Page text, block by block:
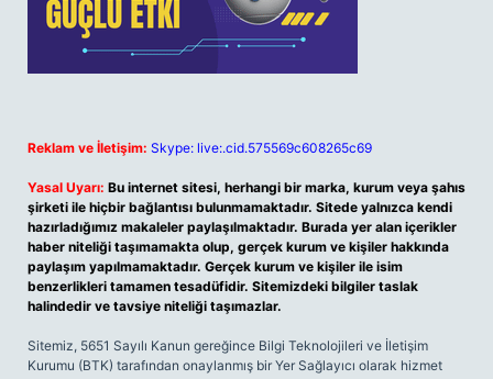
Reklam ve İletişim: Skype: live:.cid.575569c608265c69
Yasal Uyarı: Bu internet sitesi, herhangi bir marka, kurum veya şahıs
şirketi ile hiçbir bağlantısı bulunmamaktadır. Sitede yalnızca kendi
hazırladığımız makaleler paylaşılmaktadır. Burada yer alan içerikler
haber niteliği taşımamakta olup, gerçek kurum ve kişiler hakkında
paylaşım yapılmamaktadır. Gerçek kurum ve kişiler ile isim
benzerlikleri tamamen tesadüfidir. Sitemizdeki bilgiler taslak
halindedir ve tavsiye niteliği taşımazlar.
Sitemiz, 5651 Sayılı Kanun gereğince Bilgi Teknolojileri ve İletişim
Kurumu (BTK) tarafından onaylanmış bir Yer Sağlayıcı olarak hizmet